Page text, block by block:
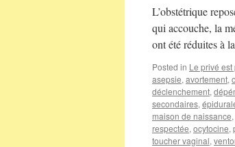
L’obstétrique
qui accouche, la
ont été réduites à
Posted in Le privé
asepsie, avortement,
déclenchement,
secondaires,
maison de naissance,
respectée, ocytocine,
toucher vaginal,